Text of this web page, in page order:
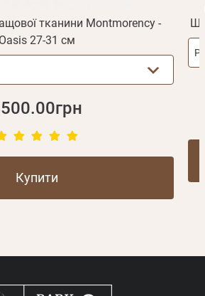
тканини Montmorency -
Oasis 27-31 см
Купити